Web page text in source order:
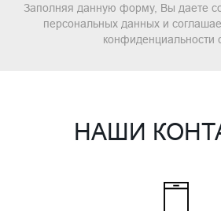
Заполняя данную форму, Вы даете
персональных данных и
конфиденциальности
НАШИ